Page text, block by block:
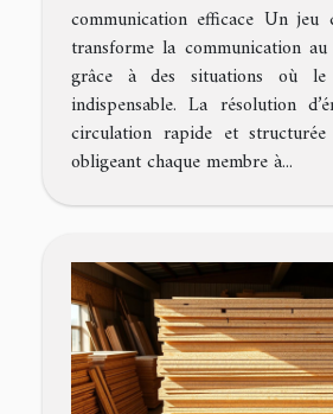
communication efficace Un jeu
transforme la communication
grâce à des situations où le
indispensable. La résolution
circulation rapide et
obligeant chaque membre à...